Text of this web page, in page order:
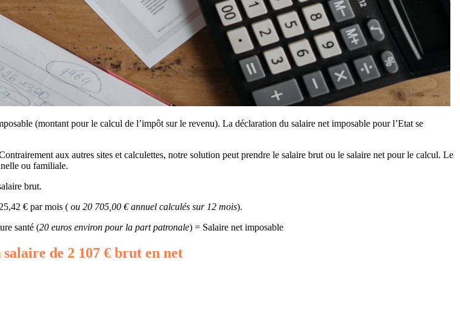
(montant pour le calcul de l’impôt sur le revenu). La déclaration du salaire net imposable pour l’Etat se
aux autres sites et calculettes, notre solution peut prendre le salaire brut ou le salaire net pour le calcul. Le
ou familiale.
brut.
€ par mois ( ou 20 705,00 € annuel calculés sur 12 mois).
santé (20 euros environ pour la part patronale) = Salaire net imposable
de 2 107 € brut en net